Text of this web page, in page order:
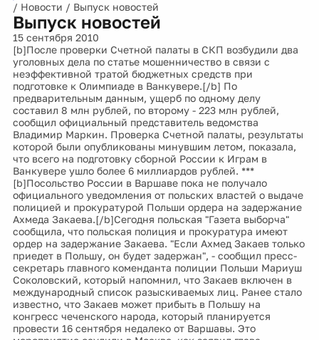
/ Новости / Выпуск новостей
Выпуск новостей
15 сентября 2010
[b]После проверки Счетной палаты в СКП возбудили два
уголовных дела по статье мошенничество в связи с
неэффективной тратой бюджетных средств при
подготовке к Олимпиаде в Ванкувере.[/b] По
предварительным данным, ущерб по одному делу
составил 8 млн рублей, по второму - 223 млн рублей,
сообщил официальный представитель ведомства
Владимир Маркин. Проверка Счетной палаты, результаты
которой были опубликованы минувшим летом, показала,
что всего на подготовку сборной России к Играм в
Ванкувере ушло более 6 миллиардов рублей. ***
[b]Посольство России в Варшаве пока не получало
официального уведомления от польских властей о выдаче
полицией и прокуратурой Польши ордера на задержание
Ахмеда Закаева.[/b]Сегодня польская "Газета выборча"
сообщила, что польская полиция и прокуратура имеют
ордер на задержание Закаева. "Если Ахмед Закаев только
приедет в Польшу, он будет задержан", - сообщил пресс-
секретарь главного коменданта полиции Польши Мариуш
Соколовский, который напомнил, что Закаев включен в
международный список разыскиваемых лиц. Ранее стало
известно, что Закаев может прибыть в Польшу на
конгресс чеченского народа, который планируется
провести 16 сентября недалеко от Варшавы. Это